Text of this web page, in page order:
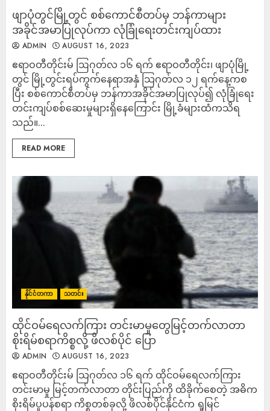
ဖျာပုံတွင်မြို့တွင် စစ်ကောင်စီတပ်မှ ဘန်ကာများ
အခိုင်အမာပြုလုပ်ကာ လုံခြုံရေးတင်းကျပ်ထား
ADMIN AUGUST 16, 2023
ဧရာဝတီတိုင်းမ် ဩဂုတ်လ ၁၆ ရက် ဧရာဝတီတိုင်း၊ ဖျာပုံမြို့
တွင် မြို့တွင်းရပ်ကွက်နေရာအနှံ သြဂုတ်လ ၁၂ ရက်နေ့ကစ
ပြီး စစ်ကောင်စီတပ်မှ ဘန်ကာအခိုင်အမာပြုလုပ်၍ လုံခြုံရေး
တင်းကျပ်စစ်ဆေးမှုများရှိနေကြောင်း မြို့ခံများထံကသိရ
သည်။...
READ MORE
နိုင်ငံတကာ သတင်း
ထိုင်ဝမ်ရေလက်ကြား တင်းမာမှုတွေမြင့်တက်လာတာ
စိုးရိမ်စရာကိစ္စလို့ ဖိလစ်ပိုင် ပြော
ADMIN AUGUST 16, 2023
ဧရာဝတီတိုင်းမ် သြဂုတ်လ ၁၆ ရက် ထိုင်ဝမ်ရေလက်ကြား
တင်းမာမှု မြင့်တက်လာတာ တိုင်းပြည်ကို ထိခိုက်စေတဲ့ အဓိက
စိုးရိမ်ပူပန်စရာ ကိစ္စတစ်ခုလို့ ဖိလစ်ပိုင်နိုင်ငံက ရှုမြင်